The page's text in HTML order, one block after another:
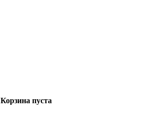
Корзина пуста